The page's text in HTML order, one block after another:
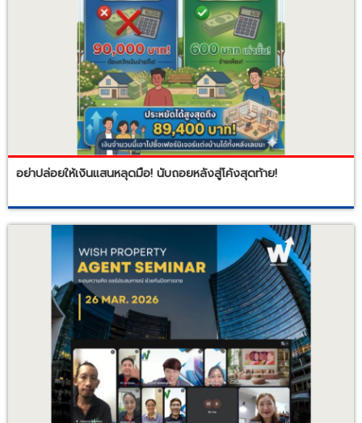
อย่าปล่อยให้เงินแสนหลุดมือ! นับถอยหลังสู่โค้งสุดท้าย!